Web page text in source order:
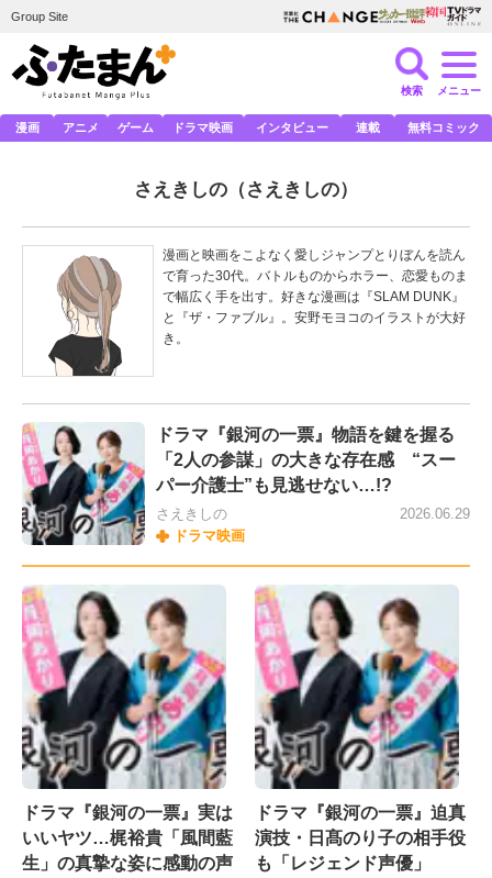
Group Site
検索 メニュー
漫画 アニメ ゲーム ドラマ映画 インタビュー 連載 無料コミック
さえきしの （さえきしの）
漫画と映画をこよなく愛しジャンプとりぼんを読ん
で育った30代。バトルものからホラー、恋愛ものま
で幅広く手を出す。好きな漫画は『SLAM DUNK』
と『ザ・ファブル』。安野モヨコのイラストが大好
き。
ドラマ『銀河の一票』物語を鍵を握る
「2人の参謀」の大きな存在感 “スー
パー介護士”も見逃せない…!?
さえきしの
ドラマ映画
2026.06.29
ドラマ『銀河の一票』実は
いいヤツ…梶裕貴「風間藍
生」の真摯な姿に感動の声
ドラマ『銀河の一票』迫真
演技・日髙のり子の相手役
も「レジェンド声優」